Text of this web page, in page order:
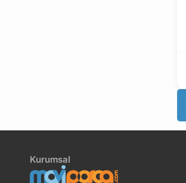
Kurumsal